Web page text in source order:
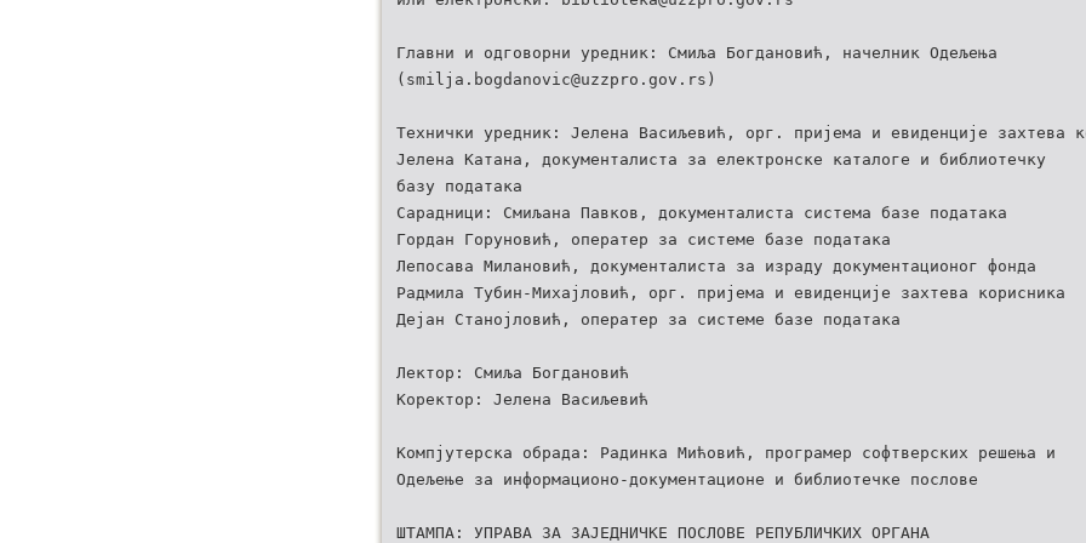
Главни и одговорни уредник: Смиља Богдановић, начелник Одељења
(smilja.bogdanovic@uzzpro.gov.rs)
Технички уредник: Јелена Васиљевић, орг. пријема и евиденције захтева
Јеленa Катана, документалиста за електронске каталоге и библиотечку
базу података
Сарадници: Смиљана Павков, документалиста система базе података
Гордан Горуновић, оператер за системе базе података
Лепосава Милановић, документалиста за израду документационог фонда
Радмила Тубин-Михајловић, орг. пријема и евиденције захтева корисника
Дејан Станојловић, оператер за системе базе података
Лектор: Смиља Богдановић
Коректор: Јелена Васиљевић
Компјутерска обрада: Радинка Мићовић, програмер софтверских решења и
Одељење за информационо-документационе и библиотечке послове
ШТАМПА: УПРАВА ЗА ЗАЈЕДНИЧКЕ ПОСЛОВЕ РЕПУБЛИЧКИХ ОРГАНА